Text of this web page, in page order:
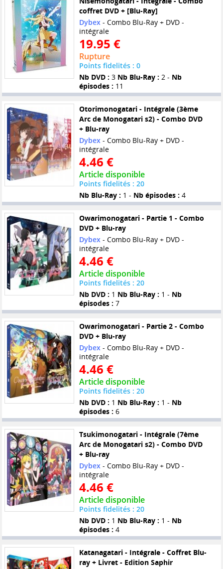
coffret DVD + [Blu-Ray]
Dybex- Combo Blu-Ray + DVD -
intégrale
19.95 €
Rupture
Points fidelités : 0
Nb DVD : 3 Nb Blu-Ray : 2 - Nb
épisodes : 11
Otorimonogatari - Intégrale (3ème
Arc de Monogatari s2) - Combo DVD
+ Blu-ray
Dybex- Combo Blu-Ray + DVD -
intégrale
4.46 €
Article disponible
Points fidelités : 20
Nb Blu-Ray : 1 - Nb épisodes : 4
Owarimonogatari - Partie 1 - Combo
DVD + Blu-ray
Dybex- Combo Blu-Ray + DVD -
intégrale
4.46 €
Article disponible
Points fidelités : 20
Nb DVD : 1 Nb Blu-Ray : 1 - Nb
épisodes : 7
Owarimonogatari - Partie 2 - Combo
DVD + Blu-ray
Dybex- Combo Blu-Ray + DVD -
intégrale
4.46 €
Article disponible
Points fidelités : 20
Nb DVD : 1 Nb Blu-Ray : 1 - Nb
épisodes : 6
Tsukimonogatari - Intégrale (7ème
Arc de Monogatari s2) - Combo DVD
+ Blu-ray
Dybex - Combo Blu-Ray + DVD -
intégrale
4.46 €
Article disponible
Points fidelités : 20
Nb DVD : 1 Nb Blu-Ray : 1 - Nb
épisodes : 4
Katanagatari - Intégrale - Coffret Blu-
ray + Livret - Edition Saphir